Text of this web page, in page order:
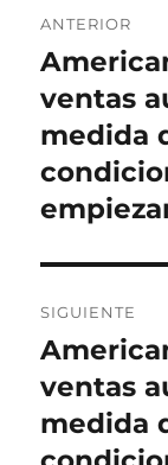
de
ANTERIOR
Entrada
anterior:
ventas
medida
SIGUIENTE
Entrada
siguiente:
ventas
medida